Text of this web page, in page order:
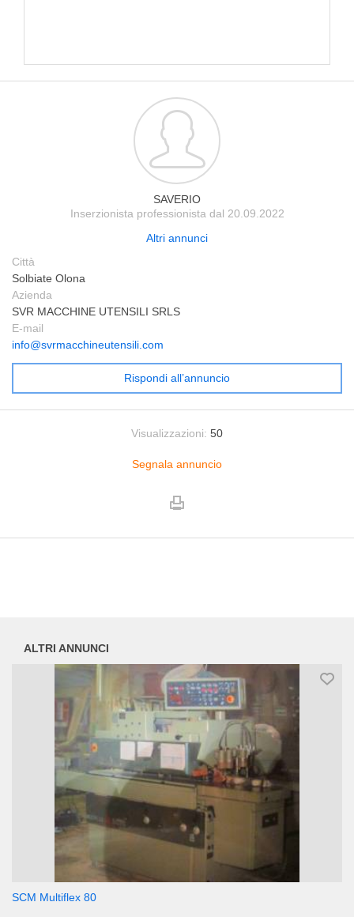
SAVERIO
Inserzionista professionista dal 20.09.2022
Altri annunci
Città
Solbiate Olona
Azienda
SVR MACCHINE UTENSILI SRLS
E-mail
info@svrmacchineutensili.com
Rispondi all’annuncio
Visualizzazioni: 50
Segnala annuncio
ALTRI ANNUNCI
SCM Multiflex 80